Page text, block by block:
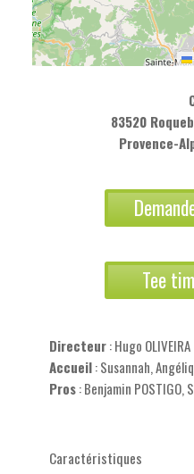
83520
Provence-
Tee
Directeur: Hugo OLIVEIRA
Accueil: Susannah,
Pros: Benjamin POSTIGO,
Caractéristiques